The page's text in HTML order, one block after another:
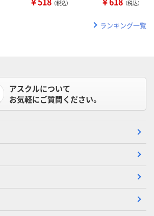
（税込） （税込）
ランキング一覧
アスクルについて
お気軽にご質問ください。